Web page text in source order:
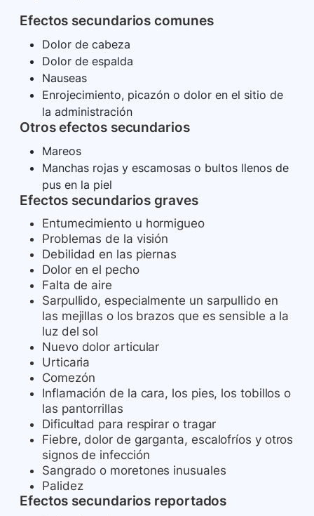
Efectos secundarios comunes
Dolor de cabeza
Dolor de espalda
Nauseas
Enrojecimiento, picazón o dolor en el sitio de
la administración
Otros efectos secundarios
Mareos
Manchas rojas y escamosas o bultos llenos de
pus en la piel
Efectos secundarios graves
Entumecimiento u hormigueo
Problemas de la visión
Debilidad en las piernas
Dolor en el pecho
Falta de aire
Sarpullido, especialmente un sarpullido en
las mejillas o los brazos que es sensible a la
luz del sol
Nuevo dolor articular
Urticaria
Comezón
Inflamación de la cara, los pies, los tobillos o
las pantorrillas
Dificultad para respirar o tragar
Fiebre, dolor de garganta, escalofríos y otros
signos de infección
Sangrado o moretones inusuales
Palidez
Efectos secundarios reportados